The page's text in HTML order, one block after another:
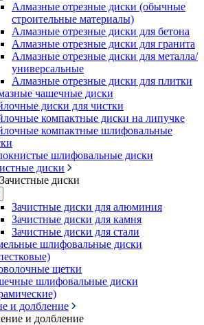
Алмазные отрезные диски (обычные
строительные материалы)
Алмазные отрезные диски для бетона
Алмазные отрезные диски для гранита
Алмазные отрезные диски для металла/
универсальные
Алмазные отрезные диски для плитки
чашечные диски
диски для чистки
компактные диски на липучке
компактные шлифовальные
шлифовальные диски
диски
Зачистные диски
Зачистные диски для алюминия
Зачистные диски для камня
Зачистные диски для стали
шлифовальные диски
щетки
шлифовальные диски
и долбление
и долбление